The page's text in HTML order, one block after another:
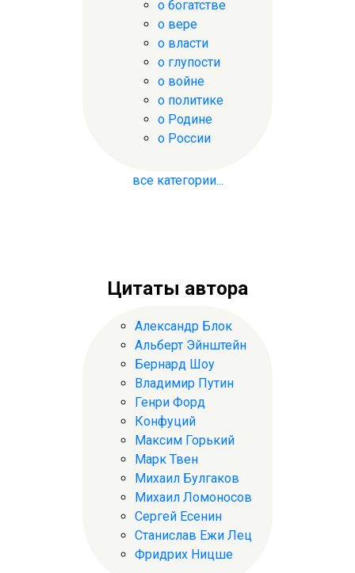
о богатстве
о вере
о власти
о глупости
о войне
о политике
о Родине
о России
все категории...
Цитаты автора
Александр Блок
Альберт Эйнштейн
Бернард Шоу
Владимир Путин
Генри Форд
Конфуций
Максим Горький
Марк Твен
Михаил Булгаков
Михаил Ломоносов
Сергей Есенин
Станислав Ежи Лец
Фридрих Ницше